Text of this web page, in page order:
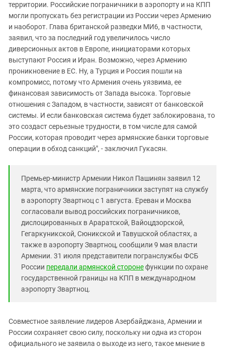
территории. Российские пограничники в аэропорту и на КПП
могли пропускать без регистрации из России через Армению
и наоборот. Глава британской разведки МИ6, в частности,
заявил, что за последний год увеличилось число
диверсионных актов в Европе, инициаторами которых
выступают Россия и Иран. Возможно, через Армению
проникновение в ЕС. Ну, а Турция и Россия пошли на
компромисс, потому что Армения очень уязвима, ее
финансовая зависимость от Запада высока. Торговые
отношения с Западом, в частности, зависят от банковской
системы. И если банковская система будет заблокирована, то
это создаст серьезные трудности, в том числе для самой
России, которая проводит через армянские банки торговые
операции в обход санкций", - заключил Гукасян.
Премьер-министр Армении Никол Пашинян заявил 12
марта, что армянские пограничники заступят на службу
в аэропорту Звартноц с 1 августа. Ереван и Москва
согласовали вывод российских пограничников,
дислоцированных в Араратской, Вайоцдзорской,
Гегаркуникской, Сюникской и Тавушской областях, а
также в аэропорту Звартноц, сообщили 9 мая власти
Армении. 31 июля представители погранслужбы ФСБ
России передали армянской сторонефункции по охране
государственной границы на КПП в международном
аэропорту Звартноц.
Совместное заявление лидеров Азербайджана, Армении и
России сохраняет свою силу, поскольку ни одна из сторон
официального не заявила о выходе из него, такое мнение в